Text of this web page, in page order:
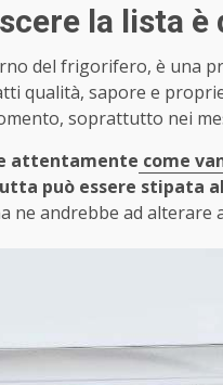
la lista è
del frigorifero, è una
qualità, sapore e
soprattutto nei
attentamente come
può essere stipata
ne andrebbe ad alterare